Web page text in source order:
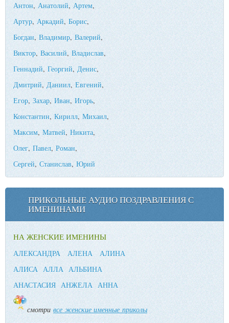
Антон,Анатолий,Артем,
Артур,Аркадий,Борис,
Богдан, Владимир,Валерий,
Виктор,Василий, Владислав,
Геннадий,Георгий, Денис,
Дмитрий,Даниил,Евгений,
Егор,Захар, Иван,Игорь,
Константин,Кирилл, Михаил,
Максим, Матвей,Никита,
Олег, Павел, Роман,
Сергей, Станислав,Юрий
ПРИКОЛЬНЫЕ АУДИО ПОЗДРАВЛЕНИЯ С
ИМЕНИНАМИ
НА ЖЕНСКИЕ ИМЕНИНЫ
АЛЕКСАНДРА АЛЕНА
АЛИНА
АЛИСА АЛЛА АЛЬБИНА
АНАСТАСИЯ АНЖЕЛА АННА
смотри все женские именные приколы